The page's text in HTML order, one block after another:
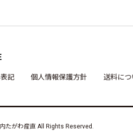
記 個人情報保護方針 送料に
たがわ産直 All Rights Reserved.